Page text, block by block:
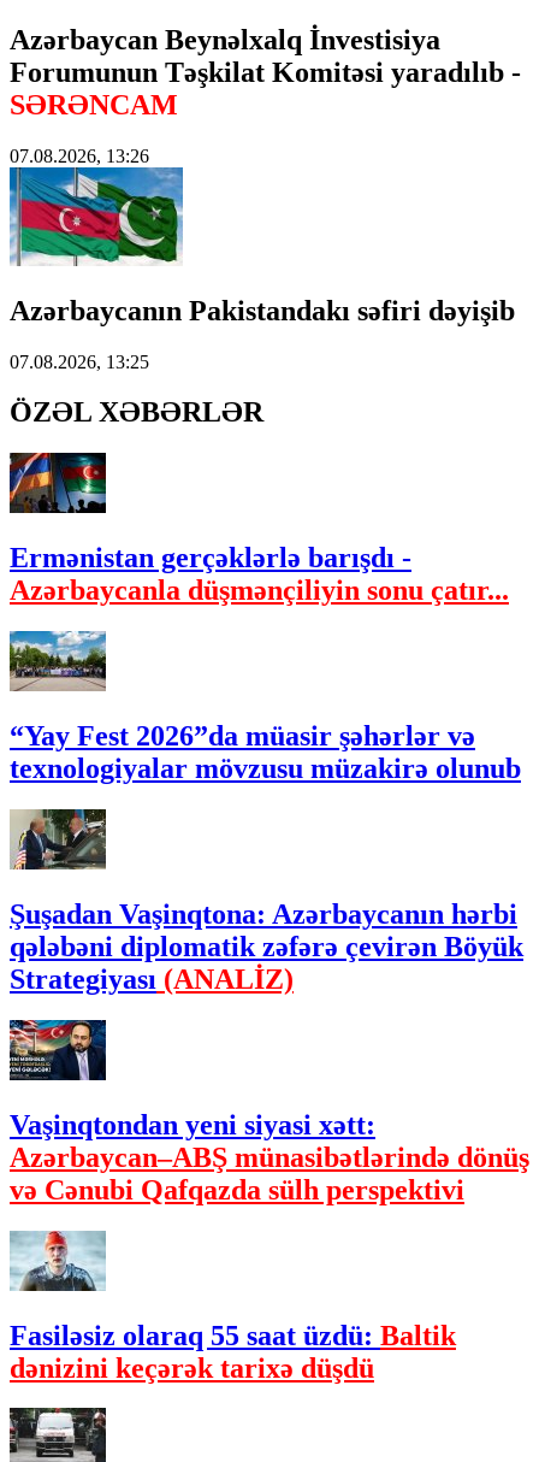
Azərbaycan Beynəlxalq İnvestisiya
Forumunun Təşkilat Komitəsi yaradılıb -
SƏRƏNCAM
07.08.2026, 13:26
Azərbaycanın Pakistandakı səfiri dəyişib
07.08.2026, 13:25
ÖZƏL XƏBƏRLƏR
Ermənistan gerçəklərlə barışdı -
Azərbaycanla düşmənçiliyin sonu çatır...
“Yay Fest 2026”da müasir şəhərlər və
texnologiyalar mövzusu müzakirə olunub
Şuşadan Vaşinqtona: Azərbaycanın hərbi
qələbəni diplomatik zəfərə çevirən Böyük
Strategiyası (ANALİZ)
Vaşinqtondan yeni siyasi xətt:
Azərbaycan–ABŞ münasibətlərində dönüş
və Cənubi Qafqazda sülh perspektivi
Fasiləsiz olaraq 55 saat üzdü: Baltik
dənizini keçərək tarixə düşdü